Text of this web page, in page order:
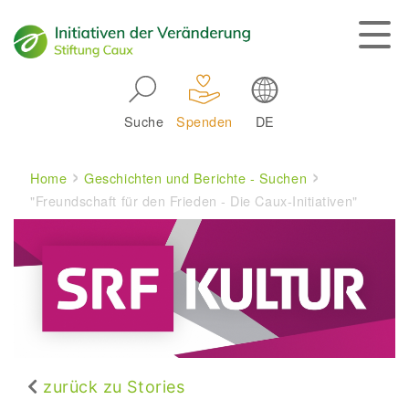
Suche Spenden DE
Breadcrumb
Home
Geschichten und Berichte - Suchen
"Freundschaft für den Frieden - Die Caux-Initiativen"
zurück zu Stories